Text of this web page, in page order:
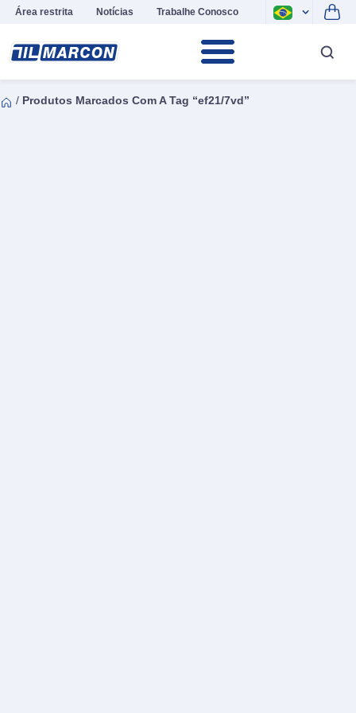
Área restrita Notícias Trabalhe Conosco
/ Produtos Marcados Com A Tag “ef21/7vd”